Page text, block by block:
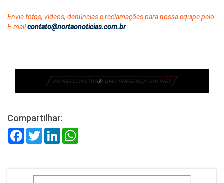
Envie fotos, vídeos, denúncias e reclamações para nossa equipe pelo
E-mailcontato@nortaonoticias.com.br.
Compartilhar:
FacebookTwitterLinkedIn